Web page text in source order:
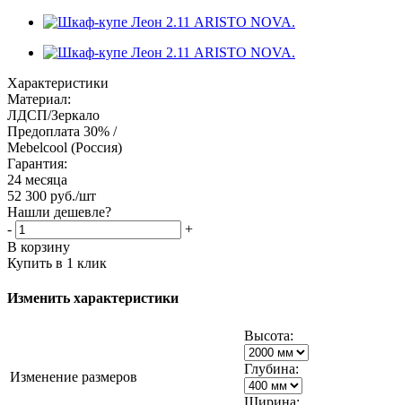
Характеристики
Материал:
ЛДСП/Зеркало
Предоплата 30% /
Mebelcool (Россия)
Гарантия:
24 месяца
52 300 руб./шт
Нашли дешевле?
-
+
В корзину
Купить в 1 клик
Изменить характеристики
Изменение размеров
Высота:
Глубина: